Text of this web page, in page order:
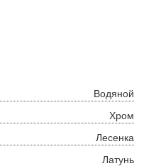
Водяной
Хром
Лесенка
Латунь